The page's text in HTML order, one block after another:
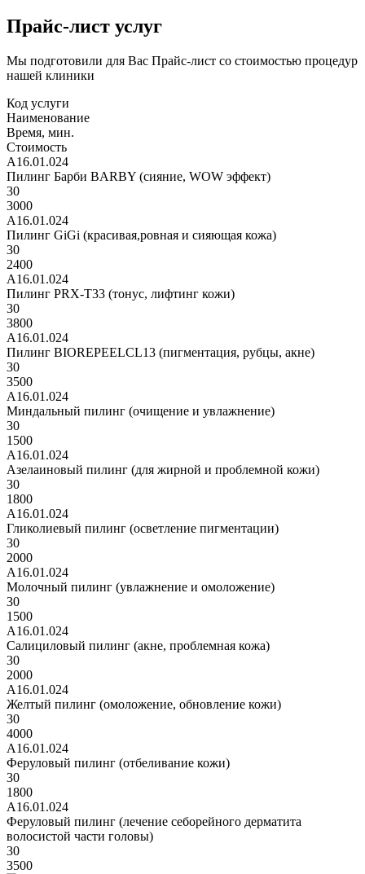
Прайс-лист услуг
Мы подготовили для Вас Прайс-лист со стоимостью процедур
нашей клиники
Код услуги
Наименование
Время, мин.
Стоимость
А16.01.024
Пилинг Барби BARBY (сияние, WOW эффект)
30
3000
А16.01.024
Пилинг GiGi (красивая,ровная и сияющая кожа)
30
2400
А16.01.024
Пилинг PRX-T33 (тонус, лифтинг кожи)
30
3800
А16.01.024
Пилинг BIOREPEELCL13 (пигментация, рубцы, акне)
30
3500
А16.01.024
Миндальный пилинг (очищение и увлажнение)
30
1500
А16.01.024
Азелаиновый пилинг (для жирной и проблемной кожи)
30
1800
А16.01.024
Гликолиевый пилинг (осветление пигментации)
30
2000
А16.01.024
Молочный пилинг (увлажнение и омоложение)
30
1500
А16.01.024
Салициловый пилинг (акне, проблемная кожа)
30
2000
А16.01.024
Желтый пилинг (омоложение, обновление кожи)
30
4000
А16.01.024
Феруловый пилинг (отбеливание кожи)
30
1800
А16.01.024
Феруловый пилинг (лечение себорейного дерматита
волосистой части головы)
30
3500